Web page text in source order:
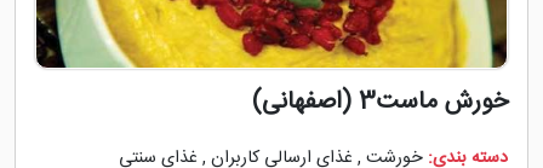
خورش ماست3 (اصفهانی)
دسته بندی: خورشت , غذای ارسالی کاربران , غذای سنتی